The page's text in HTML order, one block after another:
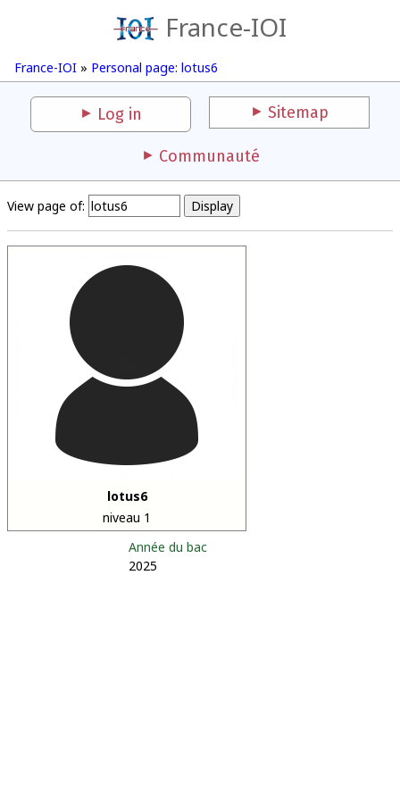
France-IOI
France-IOI » Personal page: lotus6
Log in Sitemap
Communauté
View page of:
lotus6
niveau 1
Année du bac
2025